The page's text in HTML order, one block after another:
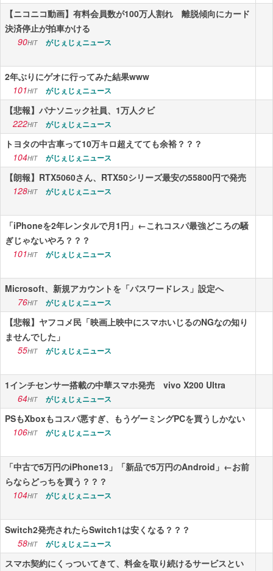
【ニコニコ動画】有料会員数が100万人割れ 離脱傾向にカード
決済停止が拍車かける
90HIT がじぇじぇニュース
2年ぶりにゲオに行ってみた結果www
101HIT がじぇじぇニュース
【悲報】パナソニック社員、1万人クビ
222HIT がじぇじぇニュース
トヨタの中古車って10万キロ超えてても余裕？？？
104HIT がじぇじぇニュース
【朗報】RTX5060さん、RTX50シリーズ最安の55800円で発売
128HIT がじぇじぇニュース
「iPhoneを2年レンタルで月1円」←これコスパ最強どころの騒
ぎじゃないやろ？？？
101HIT がじぇじぇニュース
Microsoft、新規アカウントを「パスワードレス」設定へ
76HIT がじぇじぇニュース
【悲報】ヤフコメ民「映画上映中にスマホいじるのNGなの知り
ませんでした」
55HIT がじぇじぇニュース
1インチセンサー搭載の中華スマホ発売 vivo X200 Ultra
64HIT がじぇじぇニュース
PSもXboxもコスパ悪すぎ、もうゲーミングPCを買うしかない
106HIT がじぇじぇニュース
「中古で5万円のiPhone13」「新品で5万円のAndroid」←お前
らならどっちを買う？？？
104HIT がじぇじぇニュース
Switch2発売されたらSwitch1は安くなる？？？
58HIT がじぇじぇニュース
スマホ契約にくっついてきて、料金を取り続けるサービスとい